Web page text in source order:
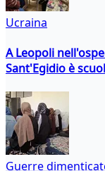
Ucraina
A Leopoli
Sant'Egidio è
Guerre